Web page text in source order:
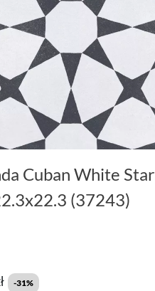
Cuban White Star
(37243)
-31%